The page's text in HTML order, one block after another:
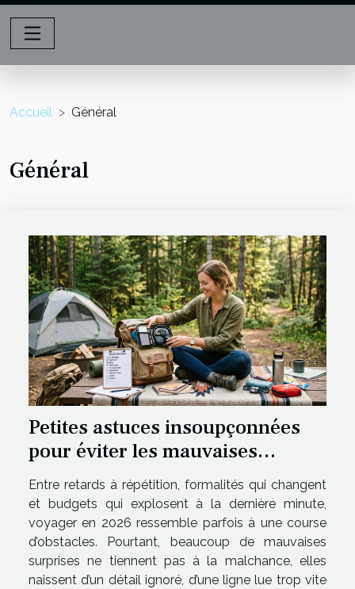
Accueil Général
Général
Petites astuces insoupçonnées
pour éviter les mauvaises
surprises en voyage
Entre retards à répétition, formalités qui changent
et budgets qui explosent à la dernière minute,
voyager en 2026 ressemble parfois à une course
d’obstacles. Pourtant, beaucoup de mauvaises
surprises ne tiennent pas à la malchance, elles
naissent d’un détail ignoré, d’une ligne lue trop vite